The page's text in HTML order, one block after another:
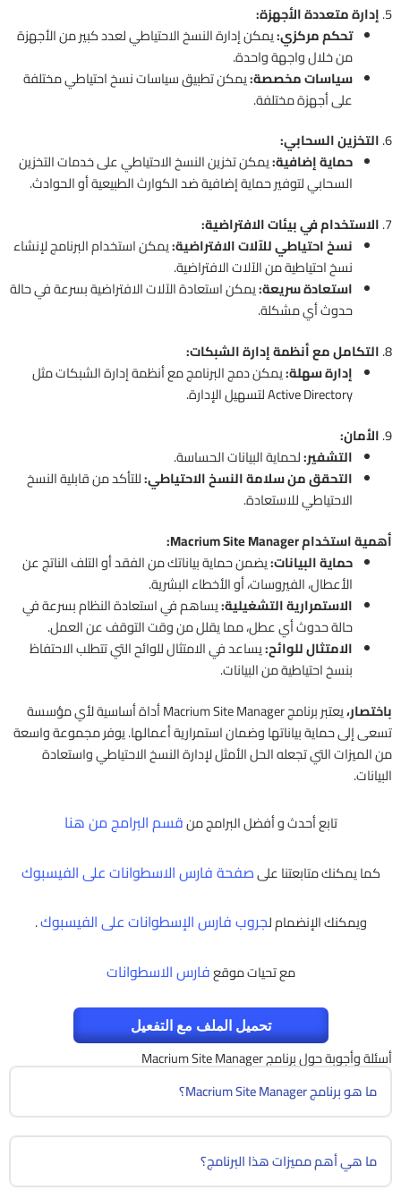
5. إدارة متعددة الأجهزة:
تحكم مركزي:يمكن إدارة النسخ الاحتياطي لعدد كبير من الأجهزة
من خلال واجهة واحدة.
سياسات مخصصة:يمكن تطبيق سياسات نسخ احتياطي مختلفة
على أجهزة مختلفة.
6. التخزين السحابي:
حماية إضافية:يمكن تخزين النسخ الاحتياطي على خدمات التخزين
السحابي لتوفير حماية إضافية ضد الكوارث الطبيعية أو الحوادث.
7. الاستخدام في بيئات الافتراضية:
نسخ احتياطي للآلات الافتراضية:يمكن استخدام البرنامج لإنشاء
نسخ احتياطية من الآلات الافتراضية.
استعادة سريعة:يمكن استعادة الآلات الافتراضية بسرعة في حالة
حدوث أي مشكلة.
8. التكامل مع أنظمة إدارة الشبكات:
إدارة سهلة:يمكن دمج البرنامج مع أنظمة إدارة الشبكات مثل
Active Directory لتسهيل الإدارة.
9. الأمان:
التشفير:لحماية البيانات الحساسة.
التحقق من سلامة النسخ الاحتياطي:للتأكد من قابلية النسخ
الاحتياطي للاستعادة.
أهمية استخدام Macrium Site Manager:
حماية البيانات:يضمن حماية بياناتك من الفقد أو التلف الناتج عن
الأعطال، الفيروسات، أو الأخطاء البشرية.
الاستمرارية التشغيلية:يساهم في استعادة النظام بسرعة في
حالة حدوث أي عطل، مما يقلل من وقت التوقف عن العمل.
الامتثال للوائح:يساعد في الامتثال للوائح التي تتطلب الاحتفاظ
بنسخ احتياطية من البيانات.
باختصار،
يعتبر برنامج Macrium Site Manager أداة أساسية لأي مؤسسة
تسعى إلى حماية بياناتها وضمان استمرارية أعمالها. يوفر مجموعة واسعة
من الميزات التي تجعله الحل الأمثل لإدارة النسخ الاحتياطي واستعادة
البيانات.
تابع أحدث و أفضل البرامج منقسم البرامج من هنا
كما يمكنك متابعتنا علىصفحة فارس الاسطوانات على الفيسبوك
ويمكنك الإنضمام لجروب فارس الإسطوانات على الفيسبوك.
مع تحيات موقعفارس الاسطوانات
تحميل الملف مع التفعيل
أسئلة وأجوبة حول برنامج Macrium Site Manager
ما هو برنامج Macrium Site Manager؟
ما هي أهم مميزات هذا البرنامج؟